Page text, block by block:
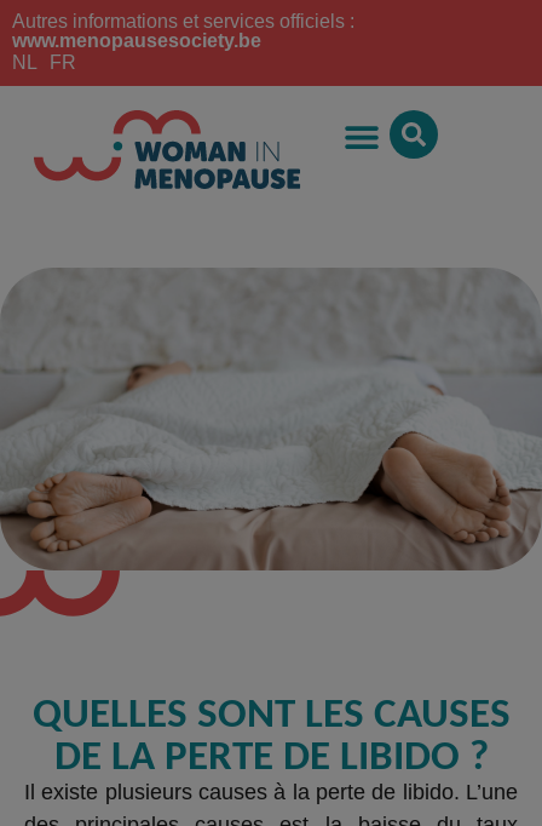
Autres informations et services officiels :
www.menopausesociety.be
NL
FR
QUELLES SONT LES CAUSES
DE LA PERTE DE LIBIDO ?
Il existe plusieurs causes à la perte de libido. L’une